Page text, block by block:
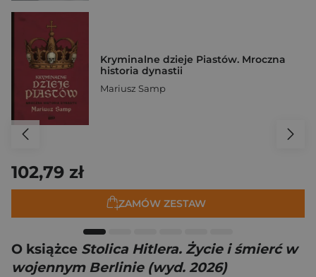
Kryminalne dzieje Piastów. Mroczna
historia dynastii
Mariusz Samp
102,79 zł
ZAMÓW ZESTAW
O książce Stolica Hitlera. Życie i śmierć w
wojennym Berlinie (wyd. 2026)